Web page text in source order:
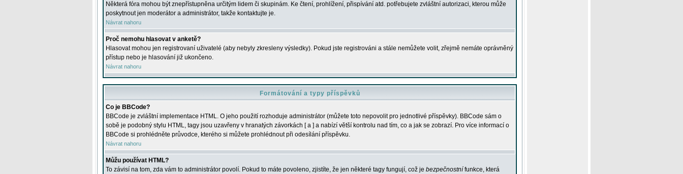
Některá fóra mohou být znepřístupněna určitým lidem či skupinám. Ke čtení, prohlížení, přispívání atd. potřebujete zvláštní autorizaci, kterou může
poskytnout jen moderátor a administrátor, takže kontaktujte je.
Návrat nahoru
Proč nemohu hlasovat v anketě?
Hlasovat mohou jen registrovaní uživatelé (aby nebyly zkresleny výsledky). Pokud jste registrováni a stále nemůžete volit, zřejmě nemáte oprávněný
přístup nebo je hlasování již ukončeno.
Návrat nahoru
Formátování a typy příspěvků
Co je BBCode?
BBCode je zvláštní implementace HTML. O jeho použití rozhoduje administrátor (můžete toto nepovolit pro jednotlivé příspěvky). BBCode sám o
sobě je podobný stylu HTML, tagy jsou uzavřeny v hranatých závorkách [ a ] a nabízí větší kontrolu nad tím, co a jak se zobrazí. Pro více informací o
BBCode si prohlédněte průvodce, kterého si můžete prohlédnout při odesílání příspěvku.
Návrat nahoru
Můžu používat HTML?
To závisí na tom, zda vám to administrátor povolí. Pokud to máte povoleno, zjistíte, že jen některé tagy fungují, což je bezpečnostní funkce, která